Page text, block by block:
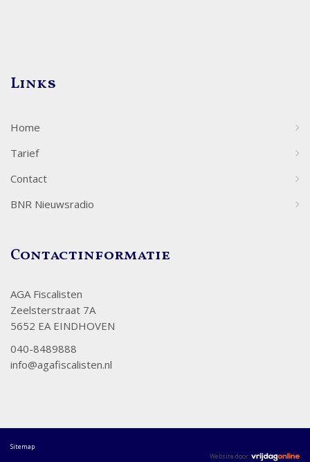
Links
Home
Tarief
Contact
BNR Nieuwsradio
Contactinformatie
AGA Fiscalisten
Zeelsterstraat 7A
5652 EA EINDHOVEN
040-8489888
info@agafiscalisten.nl
Sitemap
Website door: